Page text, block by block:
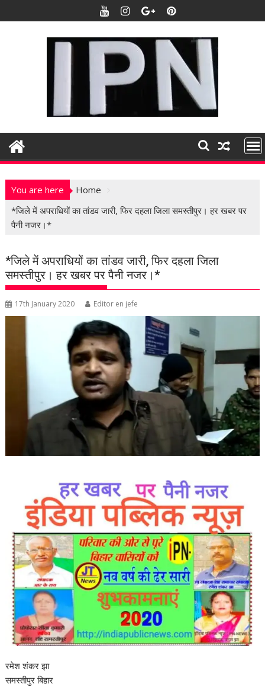
k
t
n
You are here
Home
*जिले में अपराधियों का तांडव जारी, फिर दहला जिला समस्तीपुर। हर खबर पर
पैनी नजर।*
*जिले में अपराधियों का तांडव जारी, फिर दहला जिला
समस्तीपुर। हर खबर पर पैनी नजर।*
17th January 2020 Editor en jefe
रमेश शंकर झा
समस्तीपुर बिहार